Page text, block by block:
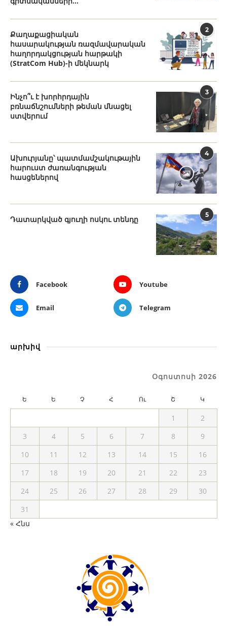
2
Քաղաքացիական
հասարակության ռազմավարական
հաղորդակցության հարթակի
(StratCom Hub)-ի մեկնարկ
3
Ինչո՞ւ է խորհրդային
բռնաճնշումների թեման մնացել
ստվերում
4
Ախուրյանը՝ պատմամշակութային
հարուստ ժառանգության
հասցեներով
5
Դատարկված գյուղի ոսկու տենդը
Facebook Youtube
Email Telegram
արխիվ
Օգոստոսի 2026
Ե Ե Չ Հ Ու Շ Կ
1
2
3
4 5 6 7 8
9
10
11 12 13 14 15
16
17
18 19 20 21 22
23
24
25 26 27 28 29
30
31
« Հնս